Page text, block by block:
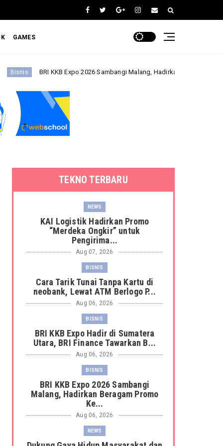
GAMES
Expo 2026 Sambangi Malang, Hadirkan Beragam Promo Kendaraan dan
TEKNO TERBARU
NEWS
KAI Logistik Hadirkan Promo
“Merdeka Ongkir” untuk
Pengirima...
Aug 07, 2026
BISNIS
Cara Tarik Tunai Tanpa Kartu di
neobank, Lewat ATM Berlogo P...
Aug 06, 2026
BISNIS
BRI KKB Expo Hadir di Sumatera
Utara, BRI Finance Tawarkan B...
Aug 06, 2026
BISNIS
BRI KKB Expo 2026 Sambangi
Malang, Hadirkan Beragam Promo
Ke...
Aug 06, 2026
NEWS